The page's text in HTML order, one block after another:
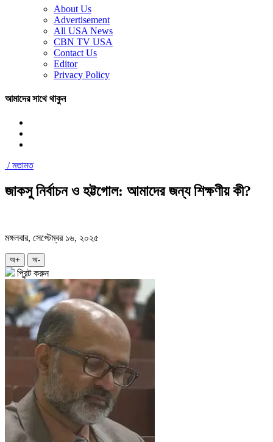
About Us
Advertisement
All USA News
CBN TV USA
Contact Us
Editor
Privacy Policy
আমাদের সাথে থাকুন
/মতামত
জাকসু নির্বাচন ও হট্টগোল: আমাদের জন্য শিক্ষণীয় কী?
মঙ্গলবার, সেপ্টেম্বর ১৬, ২০২৫
অ+ অ-
প্রিন্ট করুন